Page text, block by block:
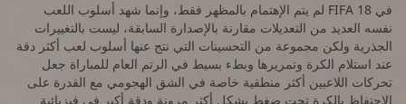
في FIFA 18 لم يتم الإهتمام بالمظهر فقط، وإنما شهد أسلوب اللعب
نفسه العديد من التعديلات مقارنة بالإصدارة السابقة، ليست بالتغييرات
الجذرية ولكن مجموعة من التحسينات التي نتج عنها أسلوب لعب أكثر دقة
عند استلام الكرة وتمريرها وبطء بسيط في الرتم العام للمباراة جعل
تحركات اللاعبين أكثر منطقية خاصة في الشق الهجومي مع القدرة على
الاحتفاظ بالكرة تحت ضغط بشكل أكثر مرونة ودقة أكبر في فيزيائية